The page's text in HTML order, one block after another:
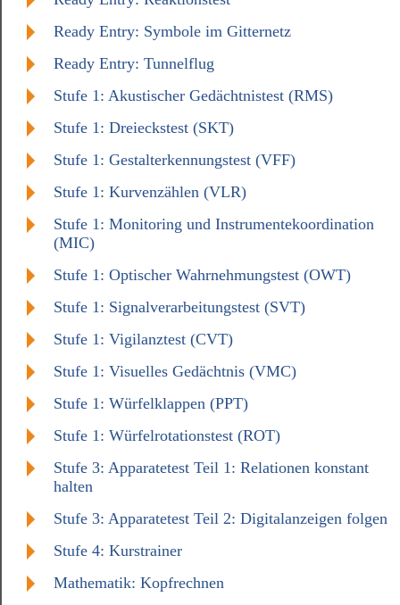
Ready Entry: Symbole im Gitternetz
Ready Entry: Tunnelflug
Stufe 1: Akustischer Gedächtnistest (RMS)
Stufe 1: Dreieckstest (SKT)
Stufe 1: Gestalterkennungstest (VFF)
Stufe 1: Kurvenzählen (VLR)
Stufe 1: Monitoring und Instrumentekoordination
(MIC)
Stufe 1: Optischer Wahrnehmungstest (OWT)
Stufe 1: Signalverarbeitungstest (SVT)
Stufe 1: Vigilanztest (CVT)
Stufe 1: Visuelles Gedächtnis (VMC)
Stufe 1: Würfelklappen (PPT)
Stufe 1: Würfelrotationstest (ROT)
Stufe 3: Apparatetest Teil 1: Relationen konstant
halten
Stufe 3: Apparatetest Teil 2: Digitalanzeigen folgen
Stufe 4: Kurstrainer
Mathematik: Kopfrechnen